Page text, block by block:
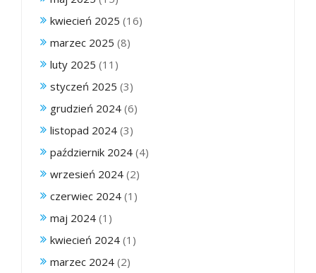
kwiecień 2025 (16)
marzec 2025 (8)
luty 2025 (11)
styczeń 2025 (3)
grudzień 2024 (6)
listopad 2024 (3)
październik 2024 (4)
wrzesień 2024 (2)
czerwiec 2024 (1)
maj 2024 (1)
kwiecień 2024 (1)
marzec 2024 (2)